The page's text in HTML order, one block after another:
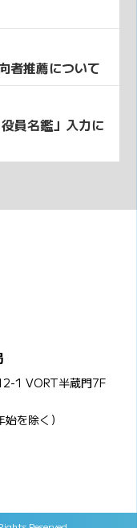
者推薦について
員名鑑」⼊⼒に
1 VORT半蔵門7F
を除く）